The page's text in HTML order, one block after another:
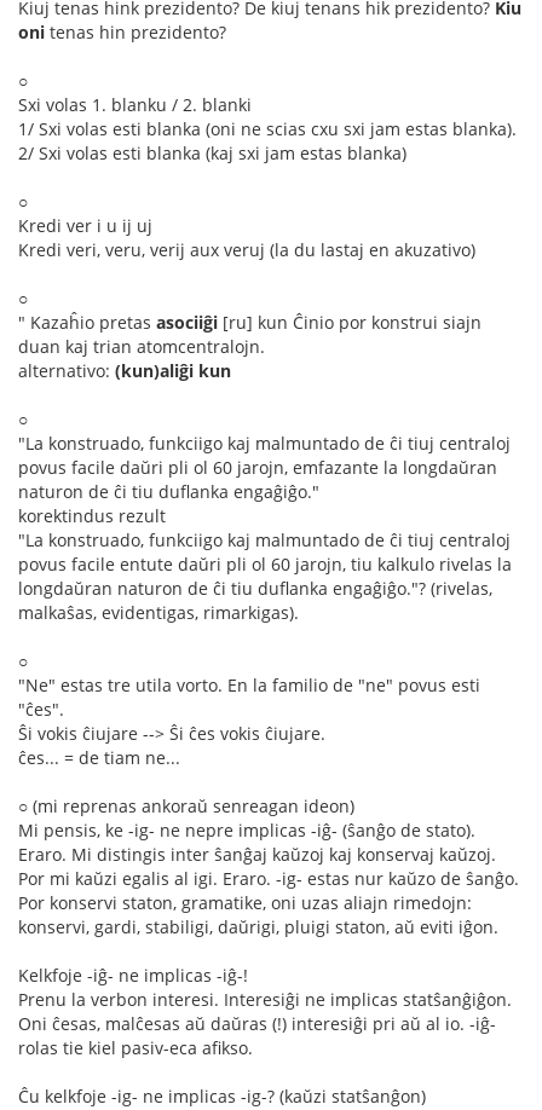
Kiuj tenas hink prezidento? De kiuj tenans hik prezidento? Kiu
oni tenas hin prezidento?
○
Sxi volas 1. blanku / 2. blanki
1/ Sxi volas esti blanka (oni ne scias cxu sxi jam estas blanka).
2/ Sxi volas esti blanka (kaj sxi jam estas blanka)
○
Kredi ver i u ij uj
Kredi veri, veru, verij aux veruj (la du lastaj en akuzativo)
○
" Kazaĥio pretas asociiĝi [ru] kun Ĉinio por konstrui siajn
duan kaj trian atomcentralojn.
alternativo: (kun)aliĝi kun
○
"La konstruado, funkciigo kaj malmuntado de ĉi tiuj centraloj
povus facile daŭri pli ol 60 jarojn, emfazante la longdaŭran
naturon de ĉi tiu duflanka engaĝiĝo."
korektindus rezult
"La konstruado, funkciigo kaj malmuntado de ĉi tiuj centraloj
povus facile entute daŭri pli ol 60 jarojn, tiu kalkulo rivelas la
longdaŭran naturon de ĉi tiu duflanka engaĝiĝo."? (rivelas,
malkaŝas, evidentigas, rimarkigas).
○
"Ne" estas tre utila vorto. En la familio de "ne" povus esti
"ĉes".
Ŝi vokis ĉiujare --> Ŝi ĉes vokis ĉiujare.
ĉes... = de tiam ne...
○ (mi reprenas ankoraŭ senreagan ideon)
Mi pensis, ke -ig- ne nepre implicas -iĝ- (ŝanĝo de stato).
Eraro. Mi distingis inter ŝanĝaj kaŭzoj kaj konservaj kaŭzoj.
Por mi kaŭzi egalis al igi. Eraro. -ig- estas nur kaŭzo de ŝanĝo.
Por konservi staton, gramatike, oni uzas aliajn rimedojn:
konservi, gardi, stabiligi, daŭrigi, pluigi staton, aŭ eviti iĝon.
Kelkfoje -iĝ- ne implicas -iĝ-!
Prenu la verbon interesi. Interesiĝi ne implicas statŝanĝiĝon.
Oni ĉesas, malĉesas aŭ daŭras (!) interesiĝi pri aŭ al io. -iĝ-
rolas tie kiel pasiv-eca afikso.
Ĉu kelkfoje -ig- ne implicas -ig-? (kaŭzi statŝanĝon)